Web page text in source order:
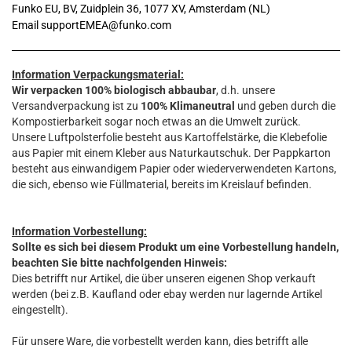
Funko EU, BV, Zuidplein 36, 1077 XV, Amsterdam (NL)
Email supportEMEA@funko.com
Information Verpackungsmaterial:
Wir verpacken 100% biologisch abbaubar, d.h. unsere
Versandverpackung ist zu 100% Klimaneutral und geben durch die
Kompostierbarkeit sogar noch etwas an die Umwelt zurück.
Unsere Luftpolsterfolie besteht aus Kartoffelstärke, die Klebefolie
aus Papier mit einem Kleber aus Naturkautschuk. Der Pappkarton
besteht aus einwandigem Papier oder wiederverwendeten Kartons,
die sich, ebenso wie Füllmaterial, bereits im Kreislauf befinden.
Information Vorbestellung:
Sollte es sich bei diesem Produkt um eine Vorbestellung handeln,
beachten Sie bitte nachfolgenden Hinweis:
Dies betrifft nur Artikel, die über unseren eigenen Shop verkauft
werden (bei z.B. Kaufland oder ebay werden nur lagernde Artikel
eingestellt).
Für unsere Ware, die vorbestellt werden kann, dies betrifft alle